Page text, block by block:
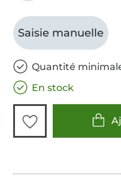
Saisie manuelle
Quantité
En stock